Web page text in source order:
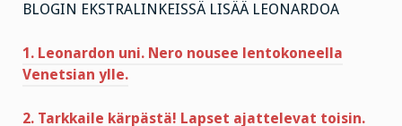
BLOGIN EKSTRALINKEISSÄ LISÄÄ LEONARDOA
1. Leonardon uni. Nero nousee lentokoneella
Venetsian ylle.
2. Tarkkaile kärpästä! Lapset ajattelevat toisin.